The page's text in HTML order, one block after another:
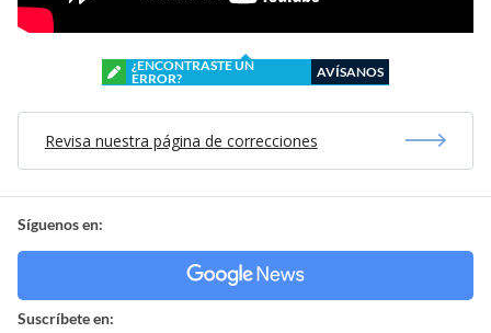
¿ENCONTRASTE UN
ERROR?
AVÍSANOS
Revisa nuestra página de correcciones
Síguenos en:
Suscríbete en: